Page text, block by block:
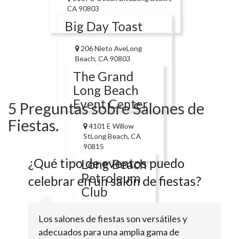
CA 90803
Big Day Toast
206 Nieto AveLong
Beach, CA 90803
The Grand
Long Beach
Event Center
4101 E Willow
StLong Beach, CA
90815
Long Beach
Petroleum
Club
3636 Linden
AveLong Beach,
CA 90807
5 Preguntas sobre Salones de
Fiestas.
¿Qué tipo de eventos puedo
celebrar en un salón de fiestas?
Los salones de fiestas son versátiles y
adecuados para una amplia gama de